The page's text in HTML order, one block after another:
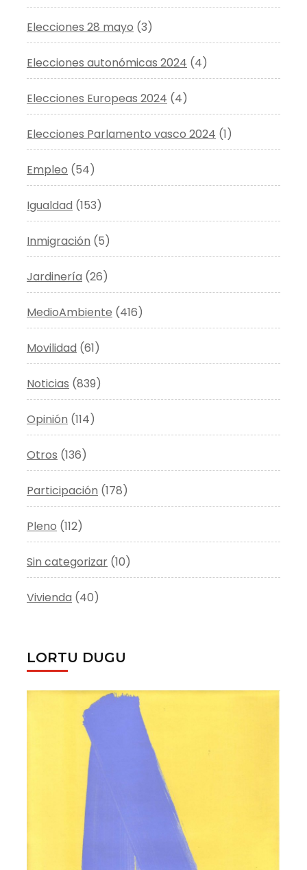
Elecciones 28 mayo (3)
Elecciones autonómicas 2024 (4)
Elecciones Europeas 2024 (4)
Elecciones Parlamento vasco 2024 (1)
Empleo (54)
Igualdad (153)
Inmigración (5)
Jardinería (26)
MedioAmbiente (416)
Movilidad (61)
Noticias (839)
Opinión (114)
Otros (136)
Participación (178)
Pleno (112)
Sin categorizar (10)
Vivienda (40)
LORTU DUGU